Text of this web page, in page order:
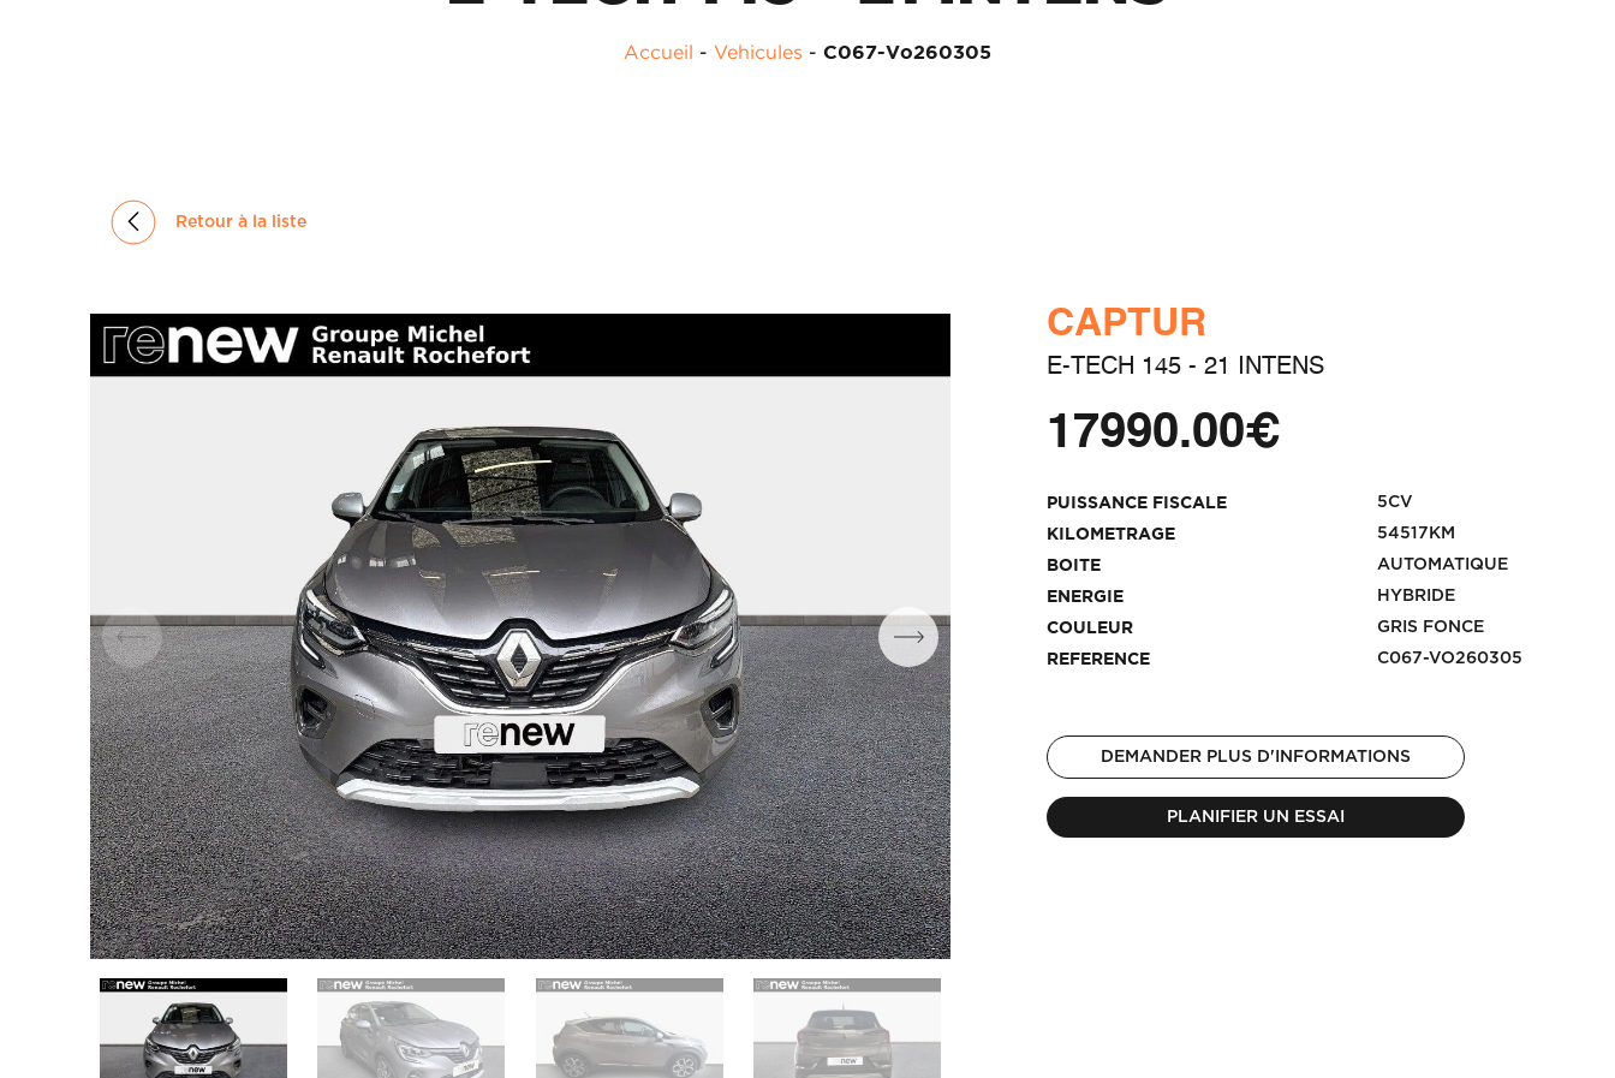
Accueil - Vehicules - C067-Vo260305
Retour à la liste
CAPTUR
E-TECH 145 - 21 INTENS
17990.00€
PUISSANCE FISCALE 5CV
KILOMETRAGE 54517KM
BOITE AUTOMATIQUE
ENERGIE HYBRIDE
COULEUR GRIS FONCE
REFERENCE C067-VO260305
DEMANDER PLUS D'INFORMATIONS
PLANIFIER UN ESSAI